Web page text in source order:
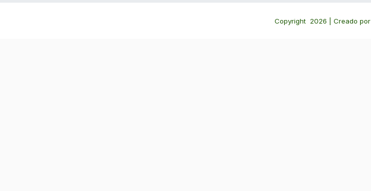
Copyright 2026 | Creado por